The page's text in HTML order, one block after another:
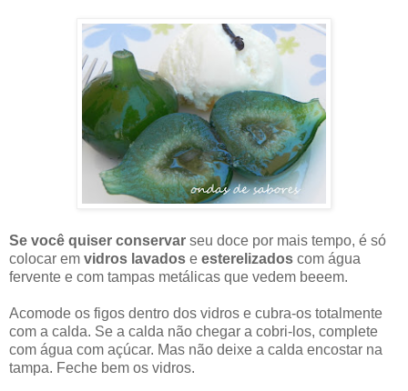
Se você quiser conservar seu doce por mais tempo, é só
colocar em vidros lavados e esterelizados com água
fervente e com tampas metálicas que vedem beeem.
Acomode os figos dentro dos vidros e cubra-os totalmente
com a calda. Se a calda não chegar a cobri-los, complete
com água com açúcar. Mas não deixe a calda encostar na
tampa. Feche bem os vidros.